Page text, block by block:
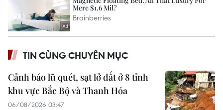
TIN CÙNG CHUYÊN MỤC
Cảnh báo lũ quét, sạt lở đất ở 8 tỉnh
khu vực Bắc Bộ và Thanh Hóa
06/08/2026 03:47